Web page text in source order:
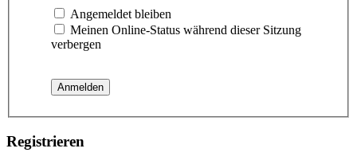
Angemeldet bleiben
Meinen Online-Status während dieser Sitzung
verbergen
Registrieren